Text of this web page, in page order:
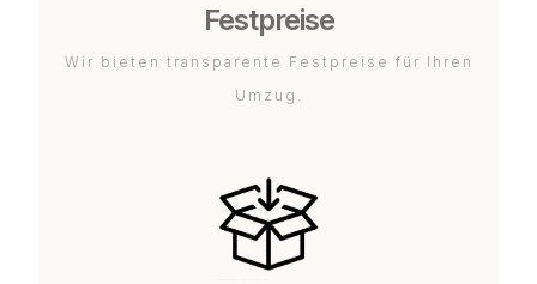
Festpreise
Wir bieten transparente Festpreise für Ihren
Umzug.